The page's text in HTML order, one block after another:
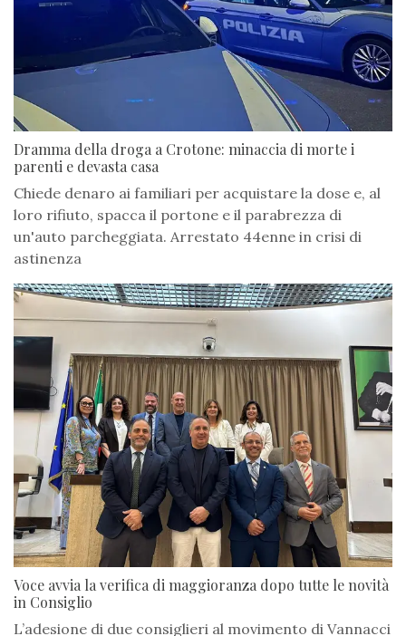
Dramma della droga a Crotone: minaccia di morte i
parenti e devasta casa
Chiede denaro ai familiari per acquistare la dose e, al
loro rifiuto, spacca il portone e il parabrezza di
un'auto parcheggiata. Arrestato 44enne in crisi di
astinenza
Voce avvia la verifica di maggioranza dopo tutte le novità
in Consiglio
L’adesione di due consiglieri al movimento di Vannacci